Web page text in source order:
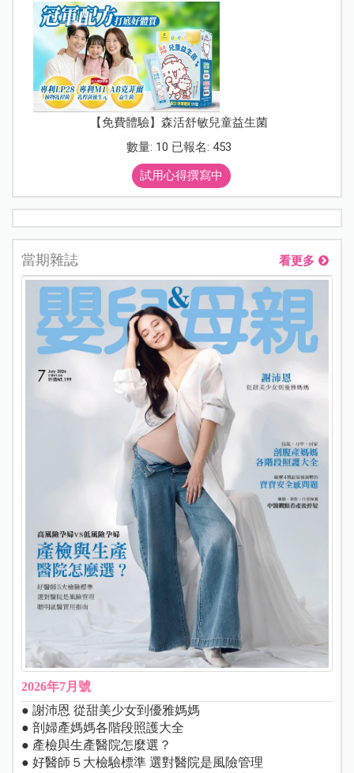
【免費體驗】森活舒敏兒童益生菌
數量: 10 已報名: 453
試用心得撰寫中
當期雜誌 看更多
2026年7月號
● 謝沛恩 從甜美少女到優雅媽媽
● 剖婦產媽媽各階段照護大全
● 產檢與生產醫院怎麼選？
● 好醫師５大檢驗標準 選對醫院是風險管理